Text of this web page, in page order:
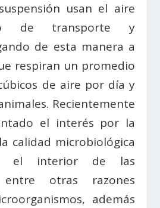
usan el aire
de transporte y
de esta manera a
respiran un promedio
de aire por día y
Recientemente
el interés por la
calidad microbiológica
el interior de las
entre otras razones
además